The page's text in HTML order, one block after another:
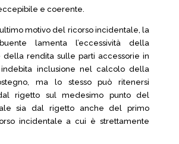
e coerente.
motivo del ricorso incidentale, la
lamenta l’eccessività della
della rendita sulle parti accessorie in
inclusione nel calcolo della
ma lo stesso può ritenersi
rigetto sul medesimo punto del
sia dal rigetto anche del primo
incidentale a cui è strettamente